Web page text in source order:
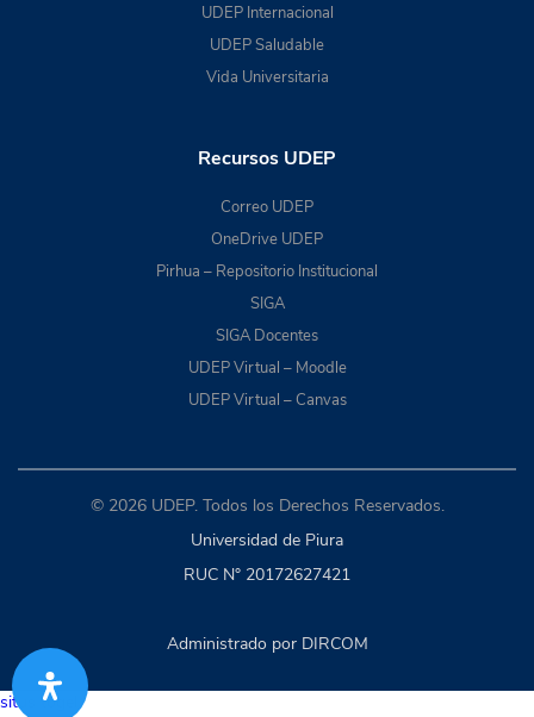
UDEP Internacional
UDEP Saludable
Vida Universitaria
Recursos UDEP
Correo UDEP
OneDrive UDEP
Pirhua – Repositorio Institucional
SIGA
SIGA Docentes
UDEP Virtual – Moodle
UDEP Virtual – Canvas
© 2026 UDEP. Todos los Derechos Reservados.
Universidad de Piura
RUC N° 20172627421
Administrado por DIRCOM
situs togel